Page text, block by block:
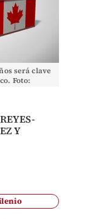
será clave
Foto:
Y